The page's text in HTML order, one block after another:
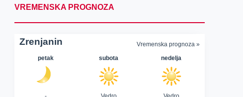
VREMENSKA PROGNOZA